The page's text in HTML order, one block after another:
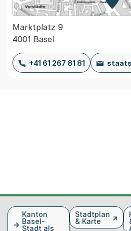
Zur
Marktplatz 9
4001 Basel
+41 61 267 81 81
FusszeileKanton
Basel-
Stadt als
Stadtplan
& Karte